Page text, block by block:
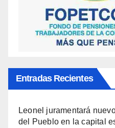
Entradas Recientes
Leonel juramentará
del Pueblo en la capital